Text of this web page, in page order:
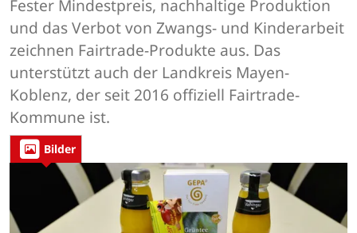
Fester Mindestpreis, nachhaltige Produktion
und das Verbot von Zwangs- und Kinderarbeit
zeichnen Fairtrade-Produkte aus. Das
unterstützt auch der Landkreis Mayen-
Koblenz, der seit 2016 offiziell Fairtrade-
Kommune ist.
Bilder